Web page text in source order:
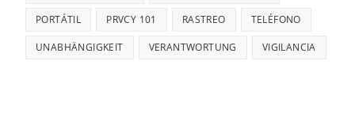
PORTÁTIL PRVCY 101 RASTREO TELÉFONO
UNABHÄNGIGKEIT VERANTWORTUNG VIGILANCIA